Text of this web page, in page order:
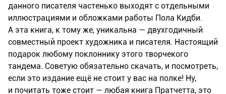
данного писателя частенько выходят с отдельными
иллюстрациями и обложками работы Пола Кидби.
А эта книга, к тому же, уникальна — двухгодичный
совместный проект художника и писателя. Настоящий
подарок любому поклоннику этого творчекого
тандема. Советую обязательно скачать, и посмотреть,
если это издание ещё не стоит у вас на полке! Ну,
и почитать тоже стоит — любая книга Пратчетта, это